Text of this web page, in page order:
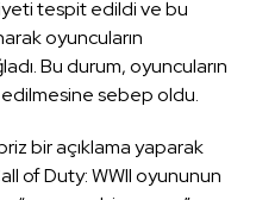
tespit edildi ve bu
oyuncuların
Bu durum, oyuncuların
sebep oldu.
bir açıklama yaparak
of Duty: WWII oyununun